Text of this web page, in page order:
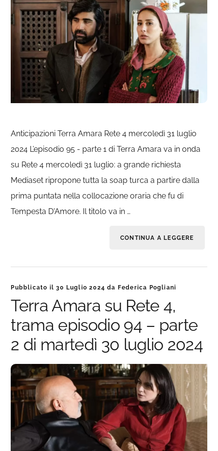
Anticipazioni Terra Amara Rete 4 mercoledì 31 luglio
2024 L’episodio 95 - parte 1 di Terra Amara va in onda
su Rete 4 mercoledì 31 luglio: a grande richiesta
Mediaset ripropone tutta la soap turca a partire dalla
prima puntata nella collocazione oraria che fu di
Tempesta D'Amore. Il titolo va in …
CONTINUA A LEGGERE
Pubblicato il30 Luglio 2024 da Federica Pogliani
Terra Amara su Rete 4,
trama episodio 94 – parte
2 di martedì 30 luglio 2024